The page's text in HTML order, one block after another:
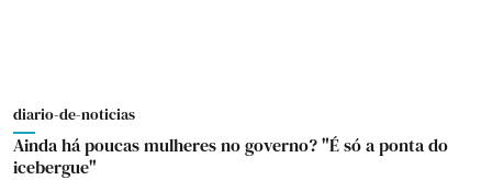
diario-de-noticias
Ainda há poucas mulheres no governo? "É só a ponta do
icebergue"